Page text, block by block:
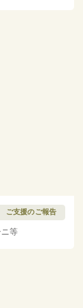
ご支援のご報告
等